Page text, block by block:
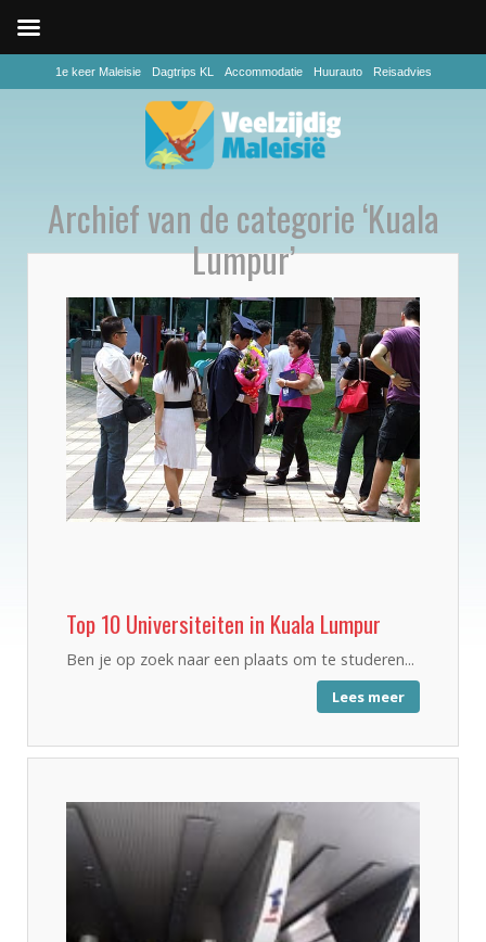
1e keer Maleisie Dagtrips KL Accommodatie Huurauto Reisadvies
Archief van de categorie ‘Kuala
Lumpur’
Top 10 Universiteiten in Kuala Lumpur
Ben je op zoek naar een plaats om te studeren...
Lees meer